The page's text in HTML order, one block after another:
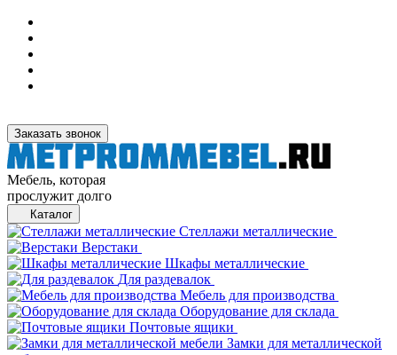
Заказать звонок
Мебель, которая
прослужит долго
Каталог
Стеллажи металлические
Верстаки
Шкафы металлические
Для раздевалок
Мебель для производства
Оборудование для склада
Почтовые ящики
Замки для металлической